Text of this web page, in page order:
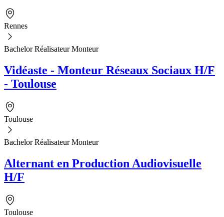
Rennes
Bachelor Réalisateur Monteur
Vidéaste - Monteur Réseaux Sociaux H/F
- Toulouse
Toulouse
Bachelor Réalisateur Monteur
Alternant en Production Audiovisuelle
H/F
Toulouse